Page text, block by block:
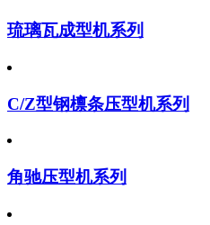
琉璃瓦成型机系列
C/Z型钢檩条压型机系列
角驰压型机系列